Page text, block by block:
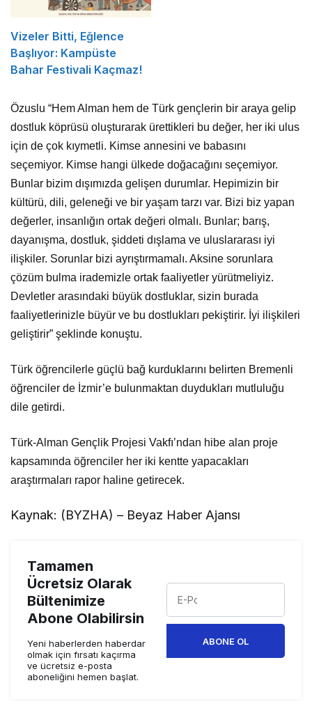
Vizeler Bitti, Eğlence
Başlıyor: Kampüste
Bahar Festivali Kaçmaz!
Özuslu “Hem Alman hem de Türk gençlerin bir araya gelip
dostluk köprüsü oluşturarak ürettikleri bu değer, her iki ulus
için de çok kıymetli. Kimse annesini ve babasını
seçemiyor. Kimse hangi ülkede doğacağını seçemiyor.
Bunlar bizim dışımızda gelişen durumlar. Hepimizin bir
kültürü, dili, geleneği ve bir yaşam tarzı var. Bizi biz yapan
değerler, insanlığın ortak değeri olmalı. Bunlar; barış,
dayanışma, dostluk, şiddeti dışlama ve uluslararası iyi
ilişkiler. Sorunlar bizi ayrıştırmamalı. Aksine sorunlara
çözüm bulma irademizle ortak faaliyetler yürütmeliyiz.
Devletler arasındaki büyük dostluklar, sizin burada
faaliyetlerinizle büyür ve bu dostlukları pekiştirir. İyi ilişkileri
geliştirir” şeklinde konuştu.
Türk öğrencilerle güçlü bağ kurduklarını belirten Bremenli
öğrenciler de İzmir’e bulunmaktan duydukları mutluluğu
dile getirdi.
Türk-Alman Gençlik Projesi Vakfı’ndan hibe alan proje
kapsamında öğrenciler her iki kentte yapacakları
araştırmaları rapor haline getirecek.
Kaynak: (BYZHA) – Beyaz Haber Ajansı
Tamamen
Ücretsiz Olarak
Bültenimize
Abone Olabilirsin
Yeni haberlerden haberdar
olmak için fırsatı kaçırma
ve ücretsiz e-posta
aboneliğini hemen başlat.
ABONE OL